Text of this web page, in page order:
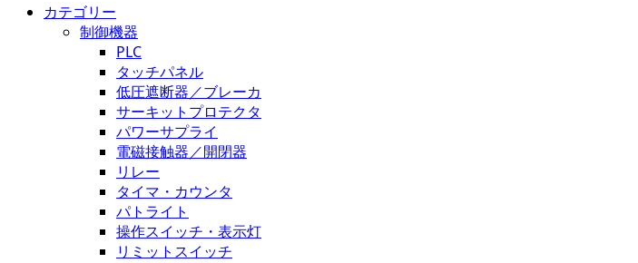
カテゴリー
制御機器
PLC
タッチパネル
低圧遮断器／ブレーカ
サーキットプロテクタ
パワーサプライ
電磁接触器／開閉器
リレー
タイマ・カウンタ
パトライト
操作スイッチ・表示灯
リミットスイッチ